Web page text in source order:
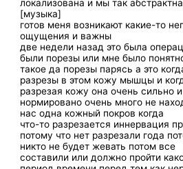
локализована и мы так
[музыка]
готов меня возникают какие-то
ощущения и важны
две недели назад это была
были порезы или мне было
такое да порезы парясь а это
разрезы в этом кожу мышцы и
разрезая кожу она очень сильно
нормировано очень много не
нас одна кожный покров когда
что-то разрезается иннервация
потому что нет разрезали года
никто не будет жевать потом все
составили или должно пройти